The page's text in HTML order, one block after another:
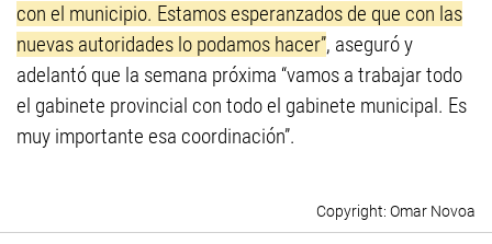
con el municipio. Estamos esperanzados de que con las
nuevas autoridades lo podamos hacer”, aseguró y
adelantó que la semana próxima “vamos a trabajar todo
el gabinete provincial con todo el gabinete municipal. Es
muy importante esa coordinación”.
Omar Novoa